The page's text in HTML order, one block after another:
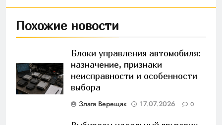
Похожие новости
Блоки управления автомобиля:
назначение, признаки
неисправности и особенности
выбора
Злата Верещак 17.07.2026 0